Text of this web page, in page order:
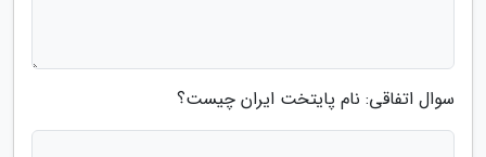
سوال اتفاقی: نام پایتخت ایران چیست؟